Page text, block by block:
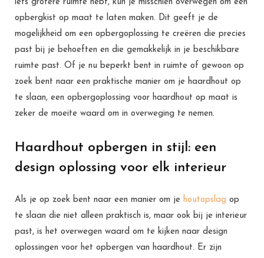
iets grotere ruimte hebt, kun je misschien overwegen om een
opbergkist op maat te laten maken. Dit geeft je de
mogelijkheid om een opbergoplossing te creëren die precies
past bij je behoeften en die gemakkelijk in je beschikbare
ruimte past. Of je nu beperkt bent in ruimte of gewoon op
zoek bent naar een praktische manier om je haardhout op
te slaan, een opbergoplossing voor haardhout op maat is
zeker de moeite waard om in overweging te nemen.
Haardhout opbergen in stijl: een
design oplossing voor elk interieur
Als je op zoek bent naar een manier om je houtopslag op
te slaan die niet alleen praktisch is, maar ook bij je interieur
past, is het overwegen waard om te kijken naar design
oplossingen voor het opbergen van haardhout. Er zijn